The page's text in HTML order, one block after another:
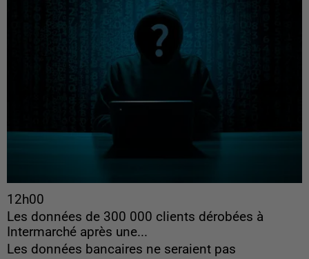
12h00
Les données de 300 000 clients dérobées à
Intermarché après une...
Les données bancaires ne seraient pas